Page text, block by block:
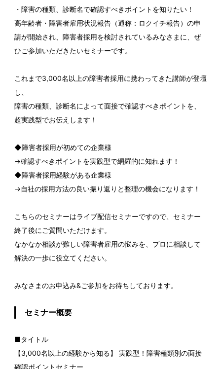
・障害の種類、診断名で確認すべきポイントを知りたい！
高年齢者・障害者雇用状況報告（通称：ロクイチ報告）の申
請が開始され、障害者採用を検討されているみなさまに、ぜ
ひご参加いただきたいセミナーです。
これまで3,000名以上の障害者採用に携わってきた講師が登壇
し、
障害の種類、診断名によって面接で確認すべきポイントを、
超実践型でお伝えします！
◆障害者採用が初めての企業様
→確認すべきポイントを実践型で網羅的に知れます！
◆障害者採用経験がある企業様
→自社の採用方法の良い振り返りと整理の機会になります！
こちらのセミナーはライブ配信セミナーですので、セミナー
終了後にご質問いただけます。
なかなか相談が難しい障害者雇用の悩みを、プロに相談して
解決の一歩に役立てください。
みなさまのお申込み&ご参加をお待ちしております。
セミナー概要
■タイトル
【3,000名以上の経験から知る】 実践型！障害種類別の面接
確認ポイントセミナー